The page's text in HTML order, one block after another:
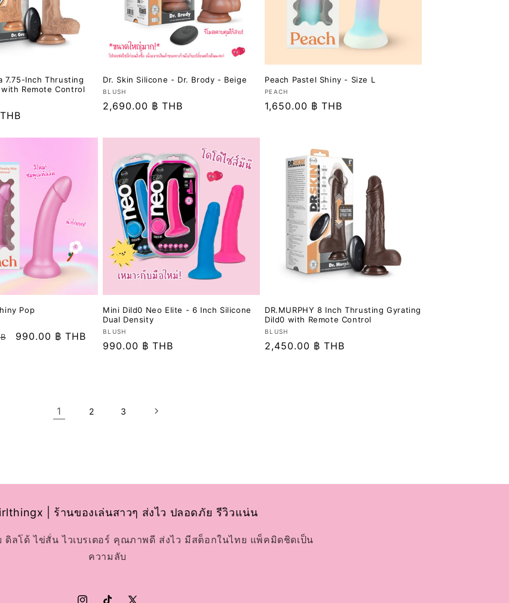
7.75-Inch Thrusting
Remote Control
Dr. Skin Silicone - Dr. Brody - Beige
เวน
เด
BLUSH
ราคา
2,690.00 ฿ THB
Peach Pastel Shiny - Size L
เวน
เด
PEACH
ราคา
1,650.00 ฿ THB
Pop
ราคา
990.00 ฿ THB
Mini Dild0 Neo Elite - 6 Inch Silicone
Dual Density
เวน
เด
BLUSH
ราคา
990.00 ฿ THB
DR.MURPHY 8 Inch Thrusting Gyrating
Dild0 with Remote Control
เวน
เด
BLUSH
ราคา
2,450.00 ฿ THB
1 2 3
| ร้านของเล่นสาวๆ ส่งไว ปลอดภัย รีวิวแน่น
ดิลโด้ ไข่สั่น ไวเบรเตอร์ คุณภาพดี ส่งไว มีสต็อกในไทย แพ็คมิดชิดเป็น
ความลับ